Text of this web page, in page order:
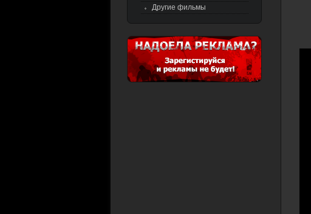
Другие фильмы